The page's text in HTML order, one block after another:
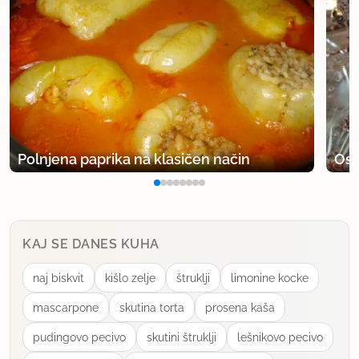
Jaz redčim to omakico tudi s pomočjo mleka - po
žlicah seveda, dokler ni gostota primerna.
uporabno
Polnjena paprika na klasičen način
KAJ SE DANES KUHA
naj biskvit kišlo zelje štruklji limonine kocke
mascarpone skutina torta prosena kaša
pudingovo pecivo skutini štruklji lešnikovo pecivo